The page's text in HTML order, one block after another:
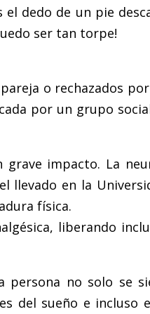
dedo de un pie
ser tan torpe!
o rechazados
por un grupo
impacto. La
en la
física.
liberando
no solo se
del sueño e